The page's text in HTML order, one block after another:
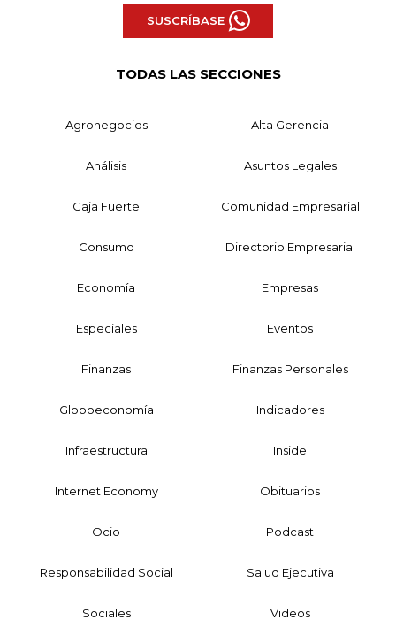
SUSCRÍBASE
TODAS LAS SECCIONES
Agronegocios Alta Gerencia
Análisis Asuntos Legales
Caja Fuerte Comunidad Empresarial
Consumo Directorio Empresarial
Economía Empresas
Especiales Eventos
Finanzas Finanzas Personales
Globoeconomía Indicadores
Infraestructura Inside
Internet Economy Obituarios
Ocio Podcast
Responsabilidad Social Salud Ejecutiva
Sociales Videos